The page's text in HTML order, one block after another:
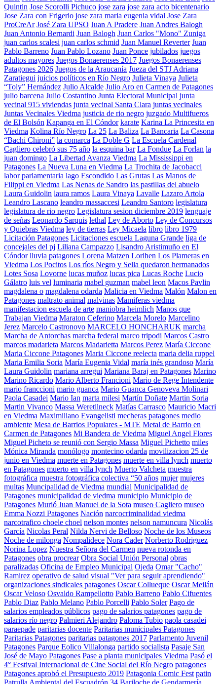
Quintin Jose Scorolli Pichuco jose zara jose zara acto bicentenario
Jose Zara con Frigerio jose zara maria eugenia vidal Jose Zara
ProCreAr José Zara UPSO Juan A Pradere Juan Andres Balogh
Juan Antonio Bernardi Juan Balogh Juan Carlos "Mono" Zuniga
juan carlos scalesi juan carlos schmid Juan Manuel Reverter Juan
Pablo Barreno Juan Pablo Lozano Juan Ponce jubilados juegos
adultos mayores Juegos Bonaerenses 2017 Juegos Bonaerenses
Patagones 2026 Juegos de la Araucanía Jueza del STJ Adriana
Zaratiegui juicios políticos en Río Negro Julieta Vinaya Julieta
“Toly” Hernández Julio Alcalde Julio Aro en Carmen de Patagones
julio barcena Julio Costantino Junta Electoral Municipal junta
vecinal 915 viviendas junta vecinal Santa Clara juntas vecinales
Juntas Vecinales Viedma justicia de rio negro juzgado Multifueros
de El Bolsón Kapanga en El Cóndor karate Karina La Princesita en
Viedma Kolina Río Negro La 25 La Baliza La Bancaria La Casona
“Bachi Chironi” la comarca La Doble G La Escuela Cardenal
Cagliero celebró sus 75 año la esquina bar La Fondue La Forlan la
juan domingo La Libertad Avanza Viedma La Mississippi en
Patagones La Nueva Luna en Viedma La Trochita de Jacobacci
labor parlamentaria lago Escondido Las Grutas Las Manos de
Filippi en Viedma Las Nenas de Sandro las pastillas del abuelo
Laura Guidolin laura ramos Laura Vinaya Lavalle Lazaro Artola
Leandro Lascano leandro massaccesi Leandro Santoro legislatura
legislatura de rio negro Legislatura sesion diciembre 2019 lenguaje
de señas Leonardo Sarquis lethal Ley de Aborto Ley de Concursos
y Quiebras Viedma ley de tierras Ley Micaela libro libro 1979
Licitación Patagones Licitaciones escuela Laguna Grande liga de
concejales del pj Liliana Campazzo Lisandro Aristimuño en El
Cóndor lluvia patagones Lorena Matzen Lorihen Los Plameras en
Viedma Los Pocitos Los ríos Negro y Sella quedaron hermanados
Lotes Sosa Lovorne lucas muñoz lucas pica Lucas Roche Lucio
Gálatro luis vel luminaria mabel guzman mabel leon Macos Pavlin
magdalena o magdalena odarda Malicia en Viedma Malón Malon en
Patagones maltrato animal malvinas Mamiferas viedma
manifestacion escuela de arte maniobra heimlich Manos que
Trabajan Viedma Maraton Ceferino Marcela Morelo Marcelino
Jerez Marcelo Castronovo MARCELO HONCHARUK marcha
Marcha de Antorchas marcha federal marco tripodi Marcos Castro
marcos madarieta Marcos Madarietta Marcos Perez María Ciccone
Maria Ciccone Patagones Maria Ciccone reelecta maria delia ruppel
Maria Emilia Soria María Eugenia Vidal maría inés grandoso María
Laura Guidolin mariana arregui Mariana Baraj en Patagones Marino
Marino Ricardo Mario Alberto Francioni Mario de Rege Intendente
mario franccioni mario guanca Mario Guanca Genoveva Molinari
Paola Casadei Mario Ian marta milesi Martín Doñate Martin Soria
Martin Vivanco Massa Weretilneck Matías Carrasco Mauricio Macri
en Viedma Maximiliano Evangelisti mecheras patagones medio
ambiente Mesa de Barrios Populares - MTE Metal de Barrio en
Carmen de Patagones Mi Bandera de Viedma Miguel Angel Flores
Miguel Picheto se reunió con Sergio Massa Miguel Pichetto miles
Mónica Miranda monólogo montecino odarda movilizacion 25 de
junio en Viedma muerte en Patagones muerte en villa lynch muerto
en Patagones muerto en villa lynch Muerto Valcheta muestra
fotográfica muestra fotográfica colectiva “50 años mujer mujeres
multas Muncipalidad de Viedma mundial Municipalidad de
Patagones municipalidad de viedma municipio Municipio de
Patagones Murió Juan Manuel de la Sota museo Cagliero museo
Emma Nozzi Patagones Nación narcocriminalidad viedma
narcotrafico choele choel nelson montes nelson namuncura Nicolás
García Nicolas Peral Nilda Nervi de Belloso Noche de los Museos
Noche de milonga Nompalidece Nora Cader Norberto Rodriguez
Norina Lopez Nuestra Señora del Carmen nueva rotonda en
Patagones obra procrear Obra Social Unión Personal obras
paralizadas Oficina de Empleo Municipal Ojeda Omar "Cacho"
Ramirez operativo de salud visual "Ver para seguir aprendiendo"
organizaciones sindicales patagones Oscar Collueque Oscar Meilán
Oscar Veloso Osvaldo Rampellotto Pablo Barreno Pablo Cifuentes
Pablo Diaz Pablo Melano Pablo Porcelli Pablo Soler Pago de
salarios empleados públicos pago de salarios patagones pago de
salarios río negro Palmieri Alejandro Paloma Tubio paola casadei
paraepade paritarias docente Paritarias municipales Patagones
Paritarias Patagones paritarias patagones 2017 Parlamento Juvenil
Patagones Parque Eolico Villalonga partido socialista Pasaje San
José de Mayo Patagones Pase a planta municipales Viedma Pasó el
4° Festival Internacional de Cine Social del Río Negro patagones
Patagones aprobó el Presupuesto 2019 Patagonia Comic Fest patin
Patrulla Ambiental del Escuadrón 34 Bariloche de Gendarmería